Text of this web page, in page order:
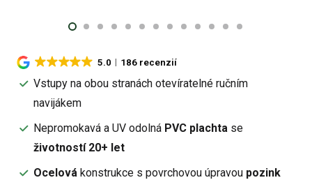
5.0 186 recenzií
Vstupy na obou stranách otevíratelné ručním
navijákem
Nepromokavá a UV odolná PVC plachta se
životností 20+ let
Ocelová konstrukce s povrchovou úpravou pozink